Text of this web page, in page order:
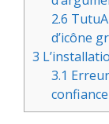
2.6
d’icône
3
3.1
confiance